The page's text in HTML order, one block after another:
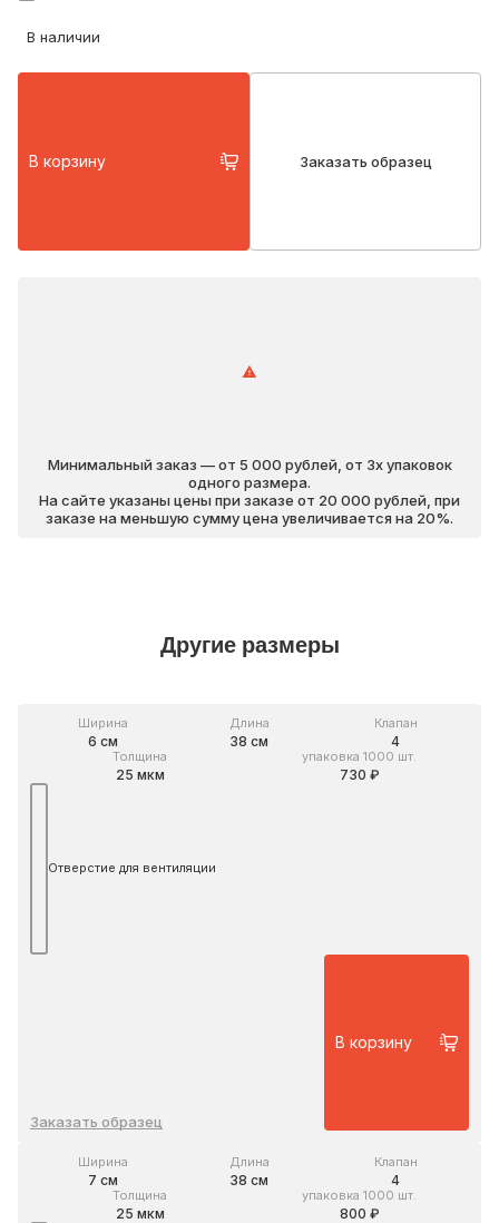
В наличии
В корзину Заказать образец
Минимальный заказ — от 5 000 рублей, от 3х упаковок
одного размера.
На сайте указаны цены при заказе от 20 000 рублей, при
заказе на меньшую сумму цена увеличивается на 20%.
Другие размеры
Ширина
6 см
Длина
38 см
Клапан
4
Толщина
25 мкм
упаковка 1000 шт.
730 ₽
Отверстие для вентиляции
Заказать образец
В корзину
Ширина
7 см
Длина
38 см
Клапан
4
Толщина
25 мкм
упаковка 1000 шт.
800 ₽